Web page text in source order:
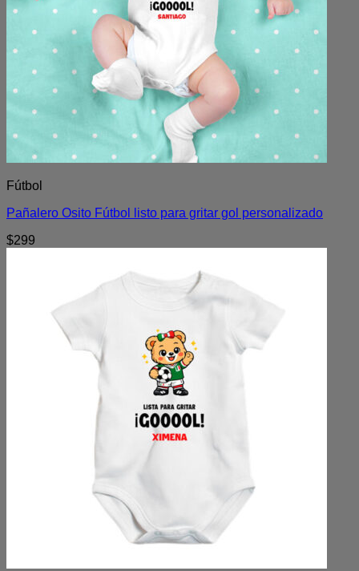
Fútbol
Pañalero Osito Fútbol listo para gritar gol personalizado
$299